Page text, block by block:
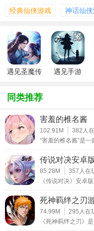
3、酣畅淋漓的战斗内容
【游戏玩法】
1、特色灵羽、绝版光武
2、激燃战斗模式，呈现
3、玩法丰富，系统创新
【游戏攻略】
1.天魔舞：攻击并嘲讽
造成130%+伤害，并且
2.追风咒：增加自身
续5秒；
3.霸天戮杀：跃向8码内
成60%伤害，且晕眩该
4.戾气：提升晕眩精通；
5.枯木咒：提升晕眩抗性
6.无常令：提升昏睡抗
经典仙侠游戏 神话仙
遇见圣魔传 遇见手游
同类推荐
害羞的椎名酱
102.91M 382 人
“害羞的椎名酱”是一
传说对决安卓版
85.28M 357 人在
《传说对决》安卓
死神羁绊之刃
74.99M 295 人在
《死神羁绊之刃》